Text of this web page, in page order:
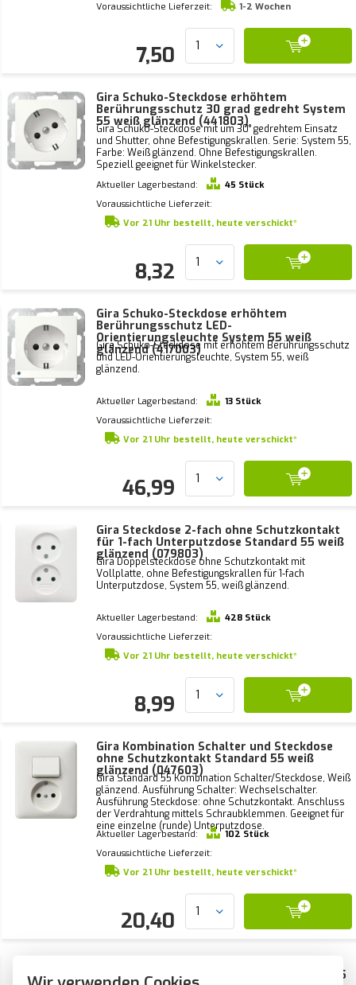
Voraussichtliche Lieferzeit:
1-2 Wochen
7,50
Gira Schuko-Steckdose erhöhtem
Berührungsschutz 30 grad gedreht System
55 weiß glänzend (441803)
Gira Schuko-Steckdose mit um 30° gedrehtem Einsatz
und Shutter, ohne Befestigungskrallen. Serie: System 55,
Farbe: Weiß glänzend. Ohne Befestigungskrallen.
Speziell geeignet für Winkelstecker.
Aktueller Lagerbestand:
45 Stück
Voraussichtliche Lieferzeit:
Vor 21 Uhr bestellt, heute verschickt*
8,32
Gira Schuko-Steckdose erhöhtem
Berührungsschutz LED-
Orientierungsleuchte System 55 weiß
glänzend (417003)
Gira Schuko-Steckdose mit erhöhtem Berührungsschutz
und LED-Orientierungsleuchte, System 55, weiß
glänzend.
Aktueller Lagerbestand:
13 Stück
Voraussichtliche Lieferzeit:
Vor 21 Uhr bestellt, heute verschickt*
46,99
Gira Steckdose 2-fach ohne Schutzkontakt
für 1-fach Unterputzdose Standard 55 weiß
glänzend (079803)
Gira Doppelsteckdose ohne Schutzkontakt mit
Vollplatte, ohne Befestigungskrallen für 1-fach
Unterputzdose, System 55, weiß glänzend.
Aktueller Lagerbestand:
428 Stück
Voraussichtliche Lieferzeit:
Vor 21 Uhr bestellt, heute verschickt*
8,99
Gira Kombination Schalter und Steckdose
ohne Schutzkontakt Standard 55 weiß
glänzend (047603)
Gira Standard 55 Kombination Schalter/Steckdose, Weiß
glänzend. Ausführung Schalter: Wechselschalter.
Ausführung Steckdose: ohne Schutzkontakt. Anschluss
der Verdrahtung mittels Schraubklemmen. Geeignet für
eine einzelne (runde) Unterputzdose.
Aktueller Lagerbestand:
102 Stück
Voraussichtliche Lieferzeit:
Vor 21 Uhr bestellt, heute verschickt*
20,40
Steckdose ohne Schutzkontakt Standard 55